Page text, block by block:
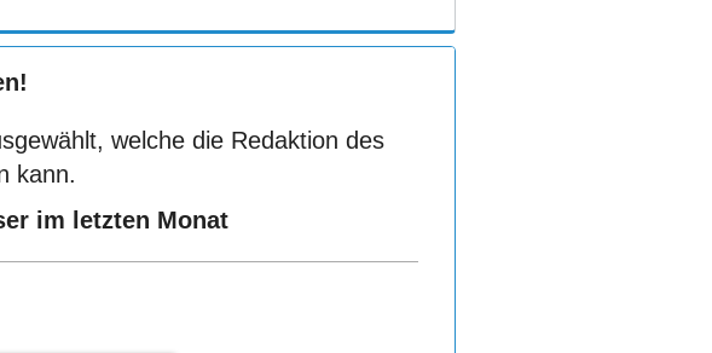
welche die Redaktion des
kann.
im letzten Monat